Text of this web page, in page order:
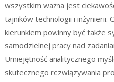
wszystkim ważna jest
tajników technologii i inżynierii.
kierunkiem powinny być także
samodzielnej pracy nad
Umiejętność analitycznego
skutecznego rozwiązywania